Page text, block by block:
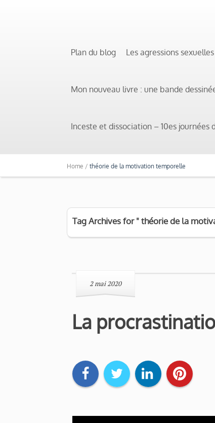
Plan du blog Les agressions sexuelles
Mon nouveau livre : une bande
Inceste et dissociation – 10es journées
Home / théorie de la motivation temporelle
Tag Archives for " théorie de la
2 mai 2020
La